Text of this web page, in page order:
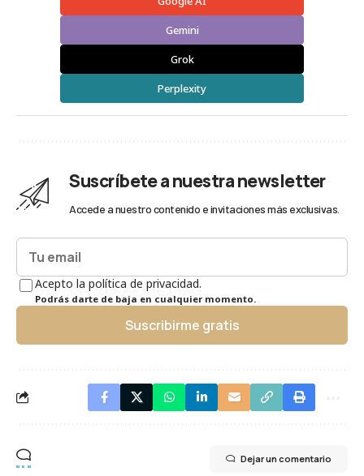
Gemini
Grok
Perplexity
Suscríbete a nuestra newsletter
Accede a nuestro contenido e invitaciones más exclusivas.
Acepto la política de privacidad.
Podrás darte de baja en cualquier momento.
Suscribirme gratis
Dejar un comentario